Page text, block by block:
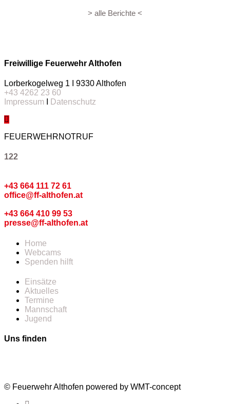
> alle Berichte <
Freiwillige Feuerwehr Althofen
Lorberkogelweg 1 I 9330 Althofen
+43 4262 23 60
Impressum
Datenschutz
FEUERWEHRNOTRUF
122
+43 664 111 72 61
office@ff-althofen.at
+43 664 410 99 53
presse@ff-althofen.at
Home
Webcams
Spenden hilft
Einsätze
Aktuelles
Termine
Mannschaft
Jugend
Uns finden
© Feuerwehr Althofen powered by WMT-concept